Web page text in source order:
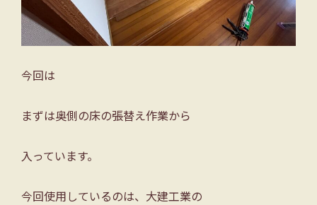
今回は
まずは奥側の床の張替え作業から
入っています。
今回使用しているのは、大建工業の